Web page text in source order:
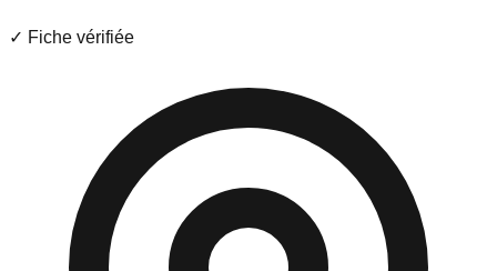
✓ Fiche vérifiée